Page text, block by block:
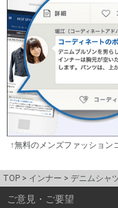
↑無料のメンズファッション
TOP インナー デニムシャ
ご意見・ご要望